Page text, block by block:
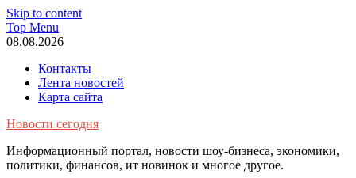
Skip to content
Top Menu
08.08.2026
Контакты
Лента новостей
Карта сайта
Новости сегодня
Информационный портал, новости шоу-бизнеса, экономики,
политики, финансов, ит новинок и многое другое.